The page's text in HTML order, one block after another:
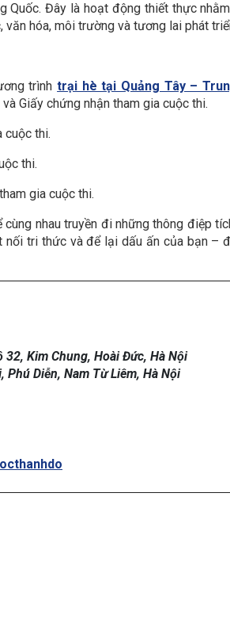
Quốc. Đây là hoạt động thiết thực
hóa, môi trường và tương lai phát
trìnhtrại hè tại Quảng Tây –
Giấy chứng nhận tham gia cuộc thi.
cuộc thi.
thi.
gia cuộc thi.
nhau truyền đi những thông điệp
nối tri thức và để lại dấu ấn của bạn –
Kim Chung, Hoài Đức, Hà Nội
Diễn, Nam Từ Liêm, Hà Nội